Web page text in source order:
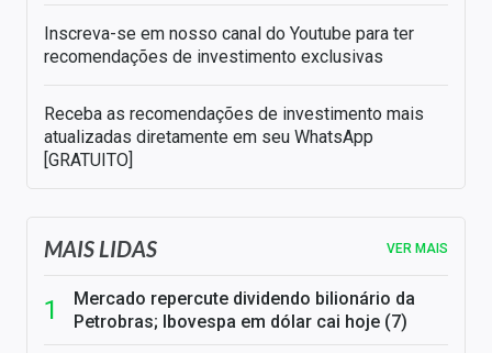
Inscreva-se em nosso canal do Youtube para ter
recomendações de investimento exclusivas
Receba as recomendações de investimento mais
atualizadas diretamente em seu WhatsApp
[GRATUITO]
MAIS LIDAS VER MAIS
Mercado repercute dividendo bilionário da
Petrobras; Ibovespa em dólar cai hoje (7)